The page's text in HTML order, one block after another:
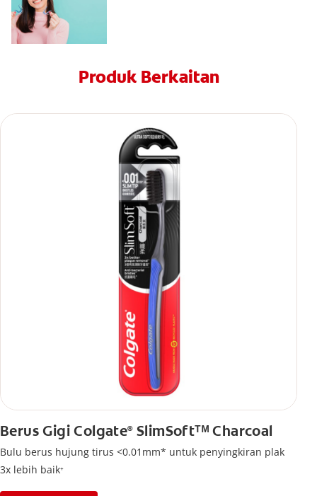
Produk Berkaitan
Berus Gigi Colgate®SlimSoftᵀᴹ Charcoal
Bulu berus hujung tirus <0.01mm* untuk penyingkiran plak
3x lebih baik⁺